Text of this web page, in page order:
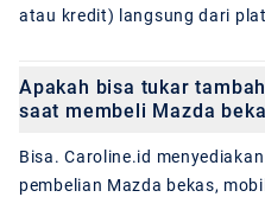
atau kredit) langsung dari
Apakah bisa tukar
saat membeli Mazda
Bisa. Caroline.id
pembelian Mazda bekas,